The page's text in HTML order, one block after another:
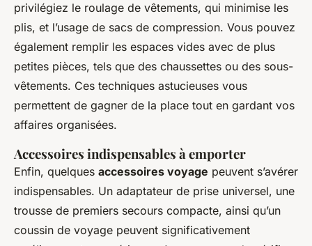
privilégiez le roulage de vêtements, qui minimise les
plis, et l’usage de sacs de compression. Vous pouvez
également remplir les espaces vides avec de plus
petites pièces, tels que des chaussettes ou des sous-
vêtements. Ces techniques astucieuses vous
permettent de gagner de la place tout en gardant vos
affaires organisées.
Accessoires indispensables à emporter
Enfin, quelques accessoires voyage peuvent s’avérer
indispensables. Un adaptateur de prise universel, une
trousse de premiers secours compacte, ainsi qu’un
coussin de voyage peuvent significativement